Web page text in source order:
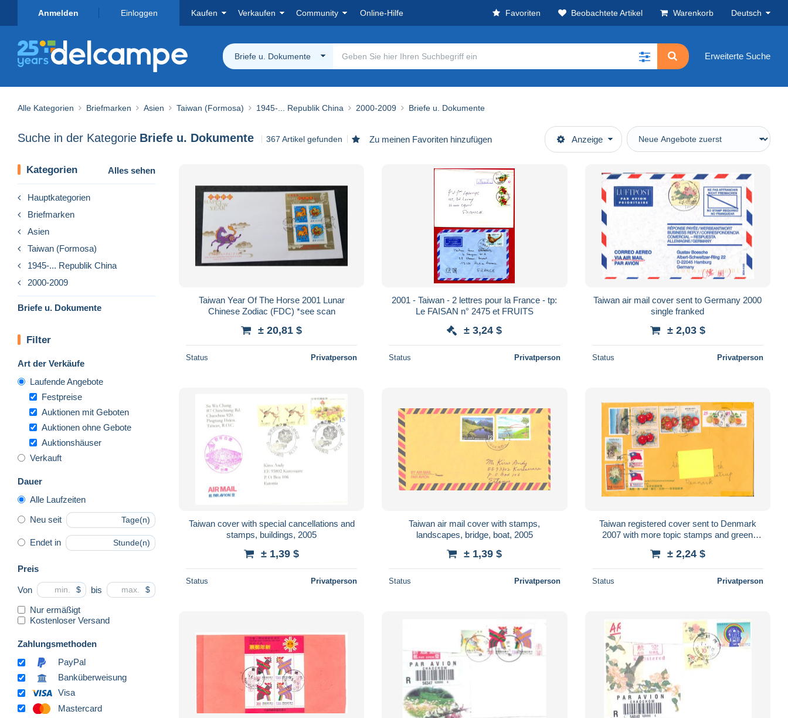
Anmelden Einloggen Kaufen Verkaufen Community Online-Hilfe Favoriten Beobachtete Artikel Warenkorb Deutsch
Briefe u. Dokumente Erweiterte Suche
Alle Kategorien Briefmarken Asien Taiwan (Formosa) 1945-... Republik China 2000-2009 Briefe u. Dokumente
Suche in der Kategorie Briefe u. Dokumente 367 Artikel gefunden Zu meinen Favoriten hinzufügen Anzeige
Kategorien Alles sehen
Hauptkategorien
Briefmarken
Asien
Taiwan (Formosa)
1945-... Republik China
2000-2009
Briefe u. Dokumente
Filter
Art der Verkäufe
Laufende Angebote
Festpreise
Auktionen mit Geboten
Auktionen ohne Gebote
Auktionshäuser
Verkauft
Dauer
Alle Laufzeiten
Neu seit Tage(n)
Endet in Stunde(n)
Preis
Von $ bis $
Nur ermäßigt
Kostenloser Versand
Zahlungsmethoden
PayPal
Banküberweisung
Visa
Mastercard
Taiwan Year Of The Horse 2001 Lunar
Chinese Zodiac (FDC) *see scan
± 20,81 $
Status Privatperson
2001 - Taiwan - 2 lettres pour la France - tp:
Le FAISAN n° 2475 et FRUITS
± 3,24 $
Status Privatperson
Taiwan air mail cover sent to Germany 2000
single franked
± 2,03 $
Status Privatperson
Taiwan cover with special cancellations and
stamps, buildings, 2005
± 1,39 $
Status Privatperson
Taiwan air mail cover with stamps,
landscapes, bridge, boat, 2005
± 1,39 $
Status Privatperson
Taiwan registered cover sent to Denmark
2007 with more topic stamps and green
± 2,24 $
Status Privatperson